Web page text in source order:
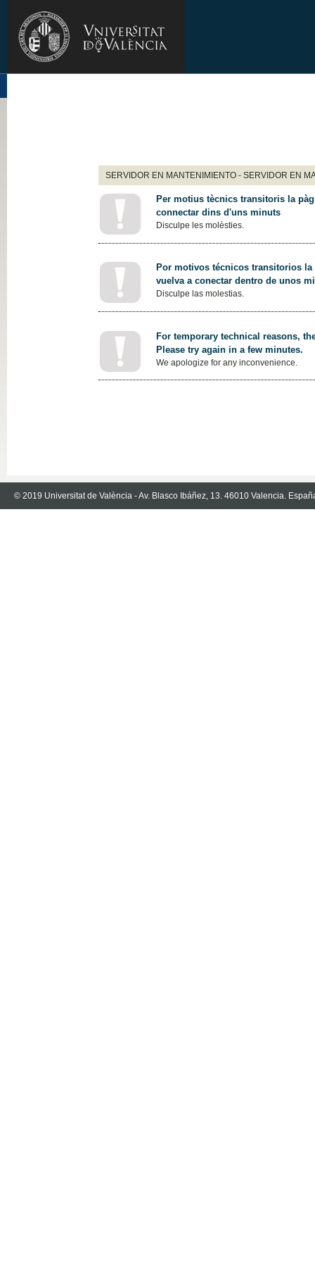
SERVIDOR EN MANTENIMIENTO - SERVIDOR EN
Per motius tècnics transitoris la
connectar dins d'uns minuts
Disculpe les molèsties.
Por motivos técnicos transitorios
vuelva a conectar dentro de unos
Disculpe las molestias.
For temporary technical reasons,
Please try again in a few minutes.
We apologize for any inconvenience.
© 2019 Universitat de València - Av. Blasco Ibáñez, 13. 46010 Valencia.